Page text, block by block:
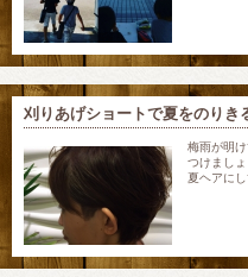
刈りあげショートで夏をのりき
梅雨が明
つけまし
夏ヘアに